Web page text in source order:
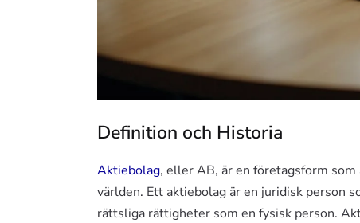
Definition och Historia
Aktiebolag, eller AB, är en företagsform som
världen. Ett aktiebolag är en juridisk person
rättsliga rättigheter som en fysisk person.